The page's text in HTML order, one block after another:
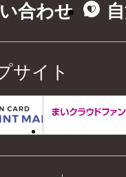
合わせ
サイト